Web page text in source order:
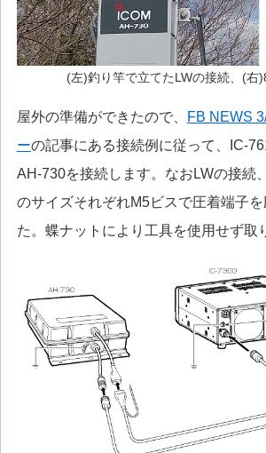
(左)釣り竿で立てたLWの接続、(右
屋外の準備ができたので、
FB NEWS
ーの記事にある接続例に従って、IC-
AH-730を接続します。なおLWの接続
のサイズそれぞれM5ビスで圧着端子
た。蝶ナットにより工具を使用せず取